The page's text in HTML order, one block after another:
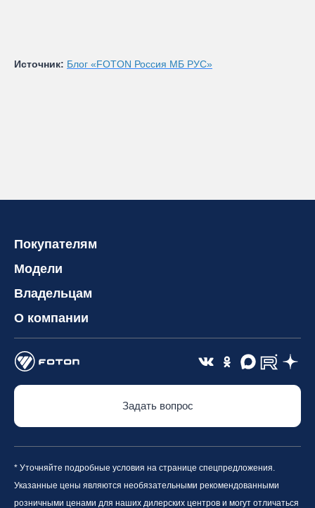
Источник: Блог «FOTON Россия МБ РУС»
Покупателям
Модели
Владельцам
О компании
Задать вопрос
* Уточняйте подробные условия на странице спецпредложения.
Указанные цены являются необязательными рекомендованными
розничными ценами для наших дилерских центров и могут отличаться